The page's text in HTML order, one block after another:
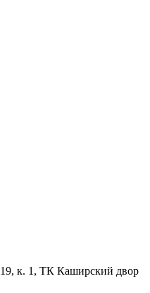
к. 1, ТК Каширский двор